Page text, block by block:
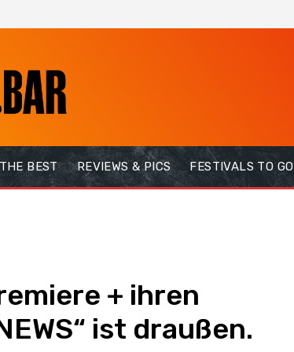
BEST REVIEWS & PICS FESTIVALS TO GO
+ ihren
ist draußen.